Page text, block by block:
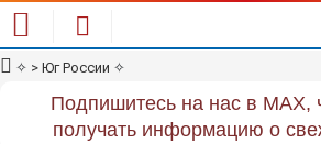
✧ > Юг России ✧
Подпишитесь на нас в MAX,
получать информацию о